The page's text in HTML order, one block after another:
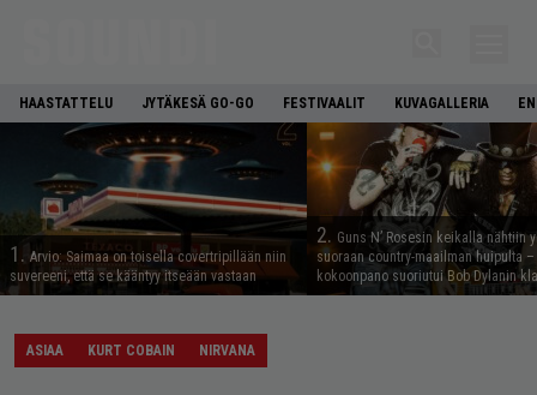
HAASTATTELU JYTÄKESÄ GO-GO FESTIVAALIT KUVAGALLERIA
1. Arvio: Saimaa on toisella covertripillään niin
suvereeni, että se kääntyy itseään vastaan
2. Guns N’ Rosesin keikalla nähtiin
suoraan country-maailman huipulta
kokoonpano suoriutui Bob Dylanin
ASIAA KURT COBAIN NIRVANA